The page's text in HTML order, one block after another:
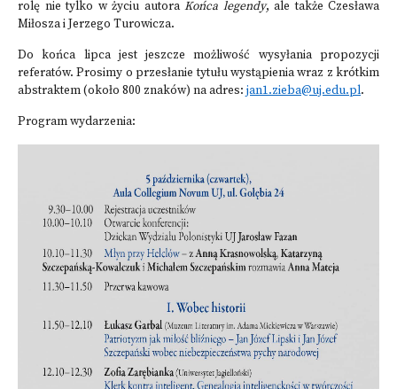
rolę nie tylko w życiu autora Końca legendy, ale także Czesława
Miłosza i Jerzego Turowicza.
Do końca lipca jest jeszcze możliwość wysyłania propozycji
referatów. Prosimy o przesłanie tytułu wystąpienia wraz z krótkim
abstraktem (około 800 znaków) na adres: jan1.zieba@uj.edu.pl.
Program wydarzenia: